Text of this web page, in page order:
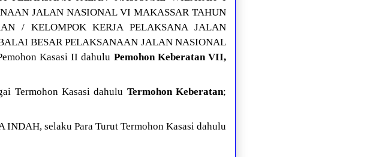
JALAN NASIONAL VI MAKASSAR TAHUN
/ KELOMPOK KERJA PELAKSANA JALAN
BESAR PELAKSANAAN JALAN NASIONAL
Kasasi II dahulu Pemohon Keberatan VII,
Termohon Kasasi dahulu Termohon Keberatan;
selaku Para Turut Termohon Kasasi dahulu